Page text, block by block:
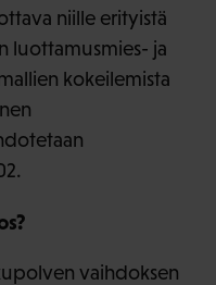
niille erityistä
luottamusmies- ja
kokeilemista
vaihdoksen